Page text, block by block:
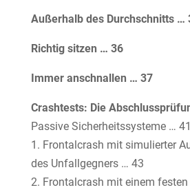
Außerhalb des Durchschnitts …
Richtig sitzen … 36
Immer anschnallen … 37
Crashtests: Die
Passive Sicherheitssysteme … 41
1. Frontalcrash mit simulierter
des Unfallgegners … 43
2. Frontalcrash mit einem